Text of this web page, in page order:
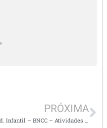
PRÓXIMA
Ed. Infantil – BNCC – Atividades para aquisição da linguagem